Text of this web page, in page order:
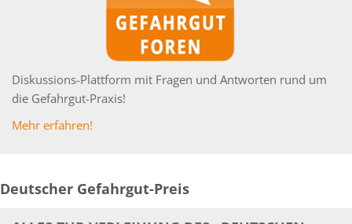
Diskussions-Plattform mit Fragen und Antworten rund um
die Gefahrgut-Praxis!
Mehr erfahren!
Deutscher Gefahrgut-Preis